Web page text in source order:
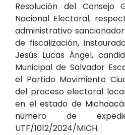
Resolución del Consejo
Nacional Electoral,
administrativo
de fiscalización,
Jesús Lucas Ángel,
Municipal de Salvador
el Partido Movimiento
del proceso electoral
en el estado de
número de
UTF/1012/2024/MICH.